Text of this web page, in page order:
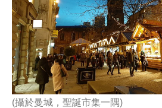
(攝於曼城，聖誕市集一隅)